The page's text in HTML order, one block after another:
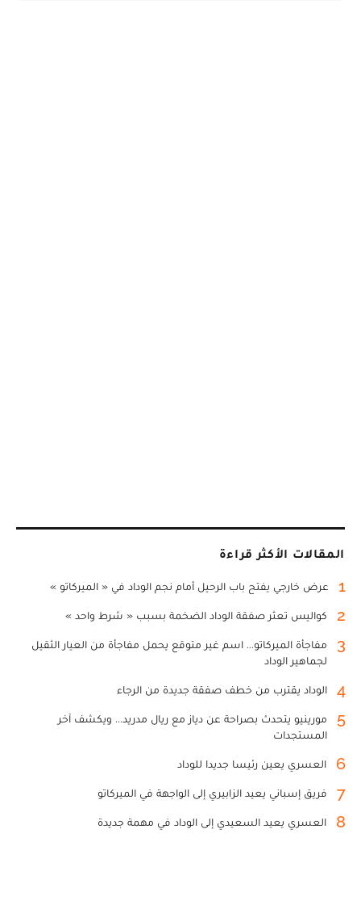
المقالات الأكثر قراءة
1 عرض خارجي يفتح باب الرحيل أمام نجم الوداد في « الميركاتو »
2 كواليس تعثر صفقة الوداد الضخمة بسبب « شرط واحد »
3
مفاجأة الميركاتو... اسم غير متوقع يحمل مفاجأة من العيار الثقيل
لجماهير الوداد
4 الوداد يقترب من خطف صفقة جديدة من الرجاء
5
مورينيو يتحدث بصراحة عن دياز مع ريال مدريد... ويكشف آخر
المستجدات
6 العسري يعين رئيسا جديدا للوداد
7 فريق إسباني يعيد الزابيري إلى الواجهة في الميركاتو
8 العسري يعيد السعيدي إلى الوداد في مهمة جديدة